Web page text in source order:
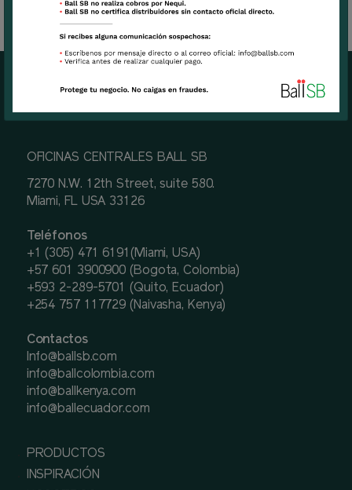
OFICINAS CENTRALES BALL SB
7270 N.W. 12th Street, suite 580.
Miami, FL USA 33126
Teléfonos
+1 (305) 471 6191(Miami, USA)
+57 601 3900900 (Bogota, Colombia)
+593 2-289-5701 (Quito, Ecuador)
+254 757 117729 (Naivasha, Kenya)
Contactos
Info@ballsb.com
info@ballcolombia.com
info@ballkenya.com
info@ballecuador.com
PRODUCTOS
INSPIRACIÓN